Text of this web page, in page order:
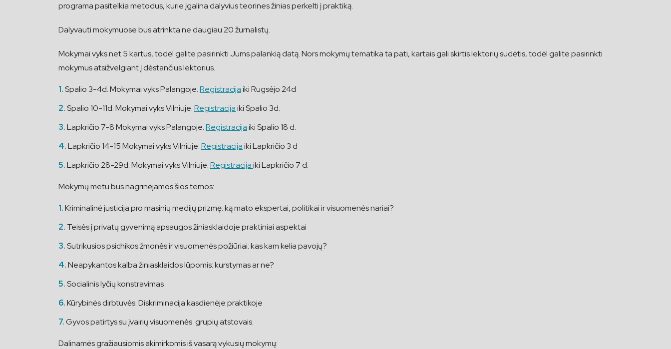
programa pasitelkia metodus, kurie įgalina dalyvius teorines žinias perkelti į praktiką.
Dalyvauti mokymuose bus atrinkta ne daugiau 20 žurnalistų.
Mokymai vyks net 5 kartus, todėl galite pasirinkti Jums palankią datą. Nors mokymų tematika ta pati, kartais gali skirtis lektorių sudėtis, todėl galite pasirinkti
mokymus atsižvelgiant į dėstančius lektorius.
Spalio 3-4d. Mokymai vyks Palangoje.Registracijaiki Rugsėjo 24d
Spalio 10-11d. Mokymai vyks Vilniuje.Registracijaiki Spalio 3d.
Lapkričio 7-8 Mokymai vyks Palangoje.Registracijaiki Spalio 18 d.
Lapkričio 14-15 Mokymai vyks Vilniuje.Registracijaiki Lapkričio 3 d
Lapkričio 28-29d. Mokymai vyks Vilniuje.Registracijaiki Lapkričio 7 d.
Mokymų metu bus nagrinėjamos šios temos:
Kriminalinė justicija pro masinių medijų prizmę: ką mato ekspertai, politikai ir visuomenės nariai?
Teisės į privatų gyvenimą apsaugos žiniasklaidoje praktiniai aspektai
Sutrikusios psichikos žmonės ir visuomenės požiūriai: kas kam kelia pavojų?
Neapykantos kalba žiniasklaidos lūpomis: kurstymas ar ne?
Socialinis lyčių konstravimas
Kūrybinės dirbtuvės: Diskriminacija kasdienėje praktikoje
Gyvos patirtys su įvairių visuomenės grupių atstovais.
Dalinamės gražiausiomis akimirkomis iš vasarą vykusių mokymų: